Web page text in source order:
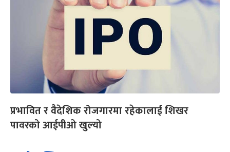
प्रभावित र वैदेशिक रोजगारमा रहेकालाई शिखर
पावरको आईपीओ खुल्यो